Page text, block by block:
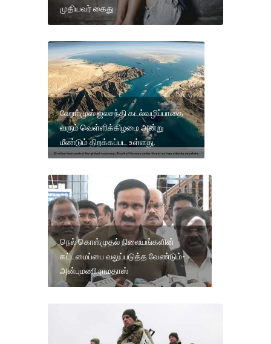
முதியவர் கைது
ஹோா்முஸ் ஜலசந்தி கடல்வழிப்பாதை
வரும் வெள்ளிக்கிழமை அன்று
மீண்டும் திறக்கப்பட உள்ளது.
நெல் கொள்முதல் நிலையங்களின்
கட்டமைப்பை வலுப்படுத்த வேண்டும்-
அன்புமணி ராமதாஸ்